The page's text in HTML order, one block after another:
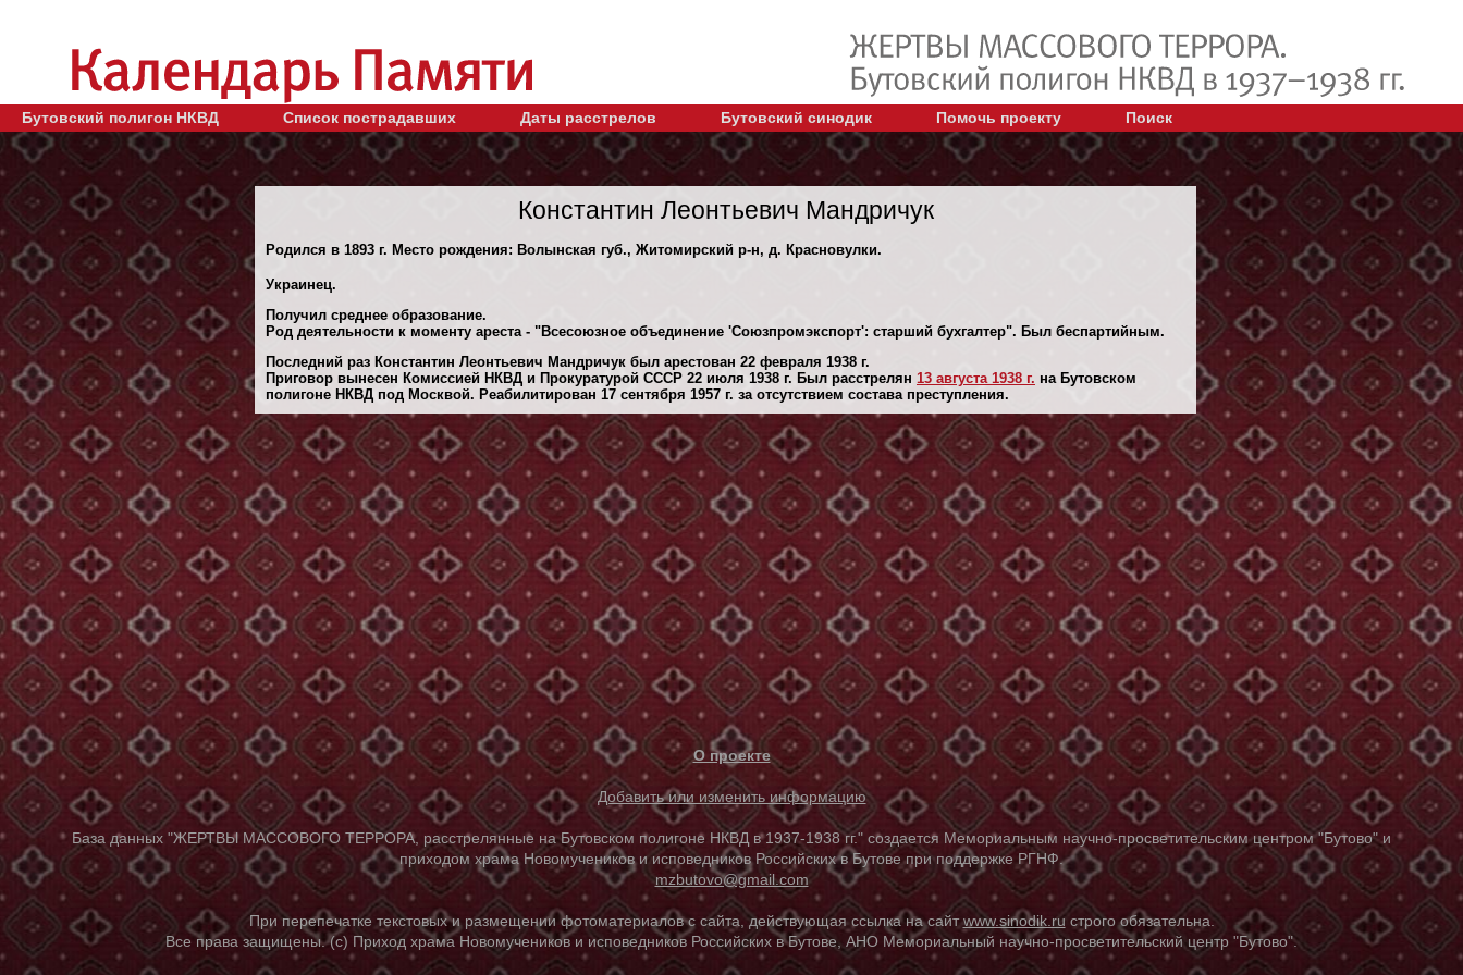
Бутовский полигон НКВД Список пострадавших Даты расстрелов Бутовский синодик Помочь проекту Поиск
Константин Леонтьевич Мандричук
Родился в 1893 г. Место рождения: Волынская губ., Житомирский р-н, д. Красновулки.
Украинец.
Получил среднее образование.
Род деятельности к моменту ареста - "Всесоюзное объединение 'Союзпромэкспорт': старший бухгалтер". Был беспартийным.
Последний раз Константин Леонтьевич Мандричук был арестован 22 февраля 1938 г.
Приговор вынесен Комиссией НКВД и Прокуратурой СССР 22 июля 1938 г. Был расстрелян 13 августа 1938 г. на Бутовском
полигоне НКВД под Москвой. Реабилитирован 17 сентября 1957 г. за отсутствием состава преступления.
О проекте
Добавить или изменить информацию
База данных "ЖЕРТВЫ МАССОВОГО ТЕРРОРА, расстрелянные на Бутовском полигоне НКВД в 1937-1938 гг." создается Мемориальным научно-просветительским центром "Бутово" и
приходом храма Новомучеников и исповедников Российских в Бутове при поддержке РГНФ.
mzbutovo@gmail.com
При перепечатке текстовых и размещении фотоматериалов с сайта, действующая ссылка на сайтwww.sinodik.ru строго обязательна.
Все права защищены. (с) Приход храма Новомучеников и исповедников Российских в Бутове, АНО Мемориальный научно-просветительский центр "Бутово".